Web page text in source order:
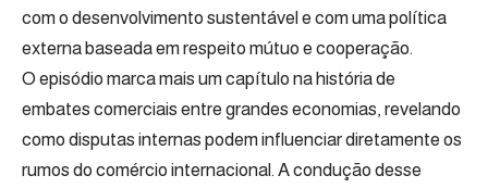
com o desenvolvimento sustentável e com uma política
externa baseada em respeito mútuo e cooperação.
O episódio marca mais um capítulo na história de
embates comerciais entre grandes economias, revelando
como disputas internas podem influenciar diretamente os
rumos do comércio internacional. A condução desse